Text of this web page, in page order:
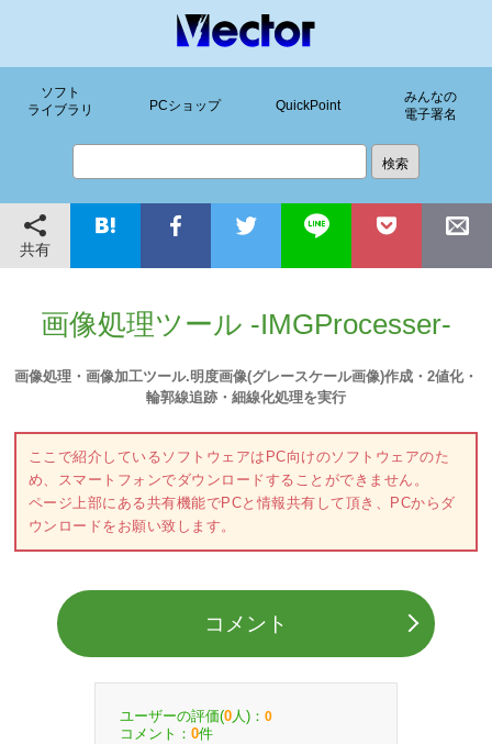
ソフト
ライブラリ
PCショップ QuickPoint
みんなの
電子署名
共有
画像処理ツール -IMGProcesser-
画像処理・画像加工ツール.明度画像(グレースケール画像)作成・2値化・
輪郭線追跡・細線化処理を実行
ここで紹介しているソフトウェアはPC向けのソフトウェアのた
め、スマートフォンでダウンロードすることができません。
ページ上部にある共有機能でPCと情報共有して頂き、PCからダ
ウンロードをお願い致します。
コメント
ユーザーの評価(0 人)： 0
コメント： 0件